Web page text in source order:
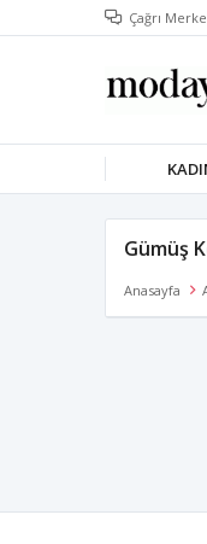
Çağrı
Gümüş
Anasayfa